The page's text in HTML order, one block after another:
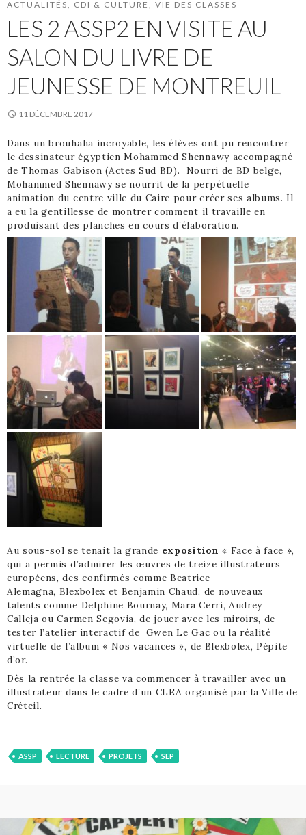
ACTUALITÉS, CDI & CULTURE , VIE DES CLASSES
LES 2 ASSP2 EN VISITE AU
SALON DU LIVRE DE
JEUNESSE DE MONTREUIL
11 DÉCEMBRE 2017
Dans un brouhaha incroyable, les élèves ont pu rencontrer
le dessinateur égyptien Mohammed Shennawy accompagné
de Thomas Gabison (Actes Sud BD). Nourri de BD belge,
Mohammed Shennawy se nourrit de la perpétuelle
animation du centre ville du Caire pour créer ses albums. Il
a eu la gentillesse de montrer comment il travaille en
produisant des planches en cours d’élaboration.
Au sous-sol se tenait la grande exposition« Face à face »,
qui a permis d’admirer les œuvres de treize illustrateurs
européens, des confirmés comme Beatrice
Alemagna, Blexbolex et Benjamin Chaud, de nouveaux
talents comme Delphine Bournay, Mara Cerri, Audrey
Calleja ou Carmen Segovia, de jouer avec les miroirs, de
tester l’atelier interactif de Gwen Le Gac ou la réalité
virtuelle de l’album « Nos vacances », de Blexbolex, Pépite
d’or.
Dès la rentrée la classe va commencer à travailler avec un
illustrateur dans le cadre d’un CLEA organisé par la Ville de
Créteil.
ASSP LECTURE PROJETS SEP